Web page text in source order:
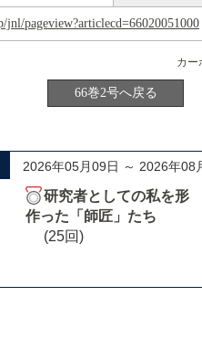
jnl/pageview?articlecd=66020051000
66巻2号へ戻る
2026年05月09日 ～ 2026年08
研究者としての私を形
作った「師匠」たち
(25回)